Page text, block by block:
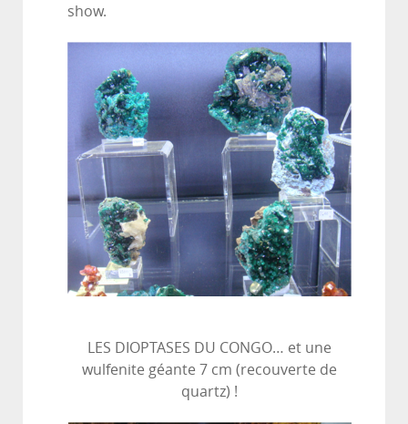
show.
LES DIOPTASES DU CONGO… et une
wulfenite géante 7 cm (recouverte de
quartz) !